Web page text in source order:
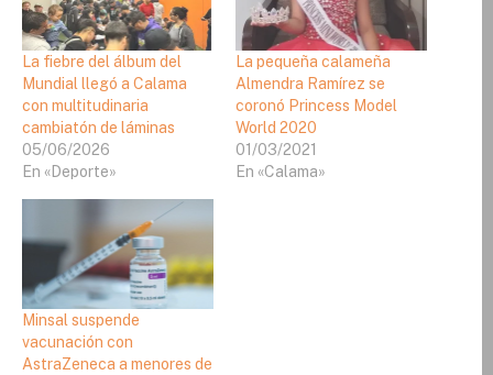
La fiebre del álbum del
Mundial llegó a Calama
con multitudinaria
cambiatón de láminas
05/06/2026
En «Deporte»
La pequeña calameña
Almendra Ramírez se
coronó Princess Model
World 2020
01/03/2021
En «Calama»
Minsal suspende
vacunación con
AstraZeneca a menores de